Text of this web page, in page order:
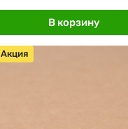
В корзину
Акция